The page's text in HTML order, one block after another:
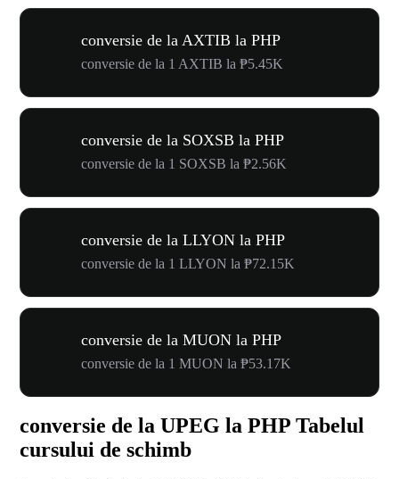
conversie de la AXTIB la PHP
conversie de la 1 AXTIB la ₱5.45K
conversie de la SOXSB la PHP
conversie de la 1 SOXSB la ₱2.56K
conversie de la LLYON la PHP
conversie de la 1 LLYON la ₱72.15K
conversie de la MUON la PHP
conversie de la 1 MUON la ₱53.17K
conversie de la UPEG la PHP Tabelul
cursului de schimb